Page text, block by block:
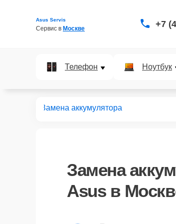
Asus Servis
Сервис в Москве +7
Телефон Ноутбук
Замена аккумулятора
Замена
Asus в